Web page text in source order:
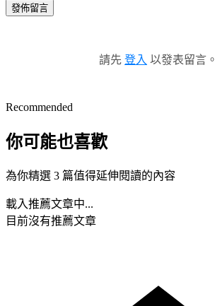
發佈留言
請先 登入 以發表留言。
Recommended
你可能也喜歡
為你精選 3 篇值得延伸閱讀的內容
載入推薦文章中...
目前沒有推薦文章